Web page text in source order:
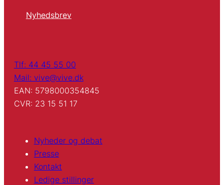
Nyhedsbrev
Tlf: 44 45 55 00
Mail: vive@vive.dk
EAN: 5798000354845
CVR: 23 15 51 17
Nyheder og debat
Presse
Kontakt
Ledige stillinger